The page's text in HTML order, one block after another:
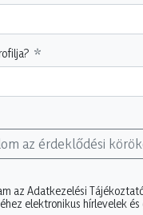
az érdeklődési
az Adatkezelési
elektronikus hírlevelek